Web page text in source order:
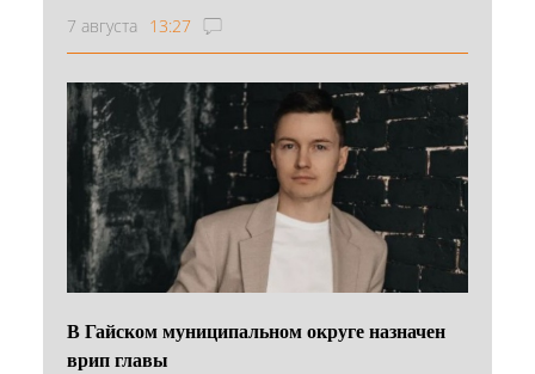
7 августа 13:27
В Гайском муниципальном округе назначен
врип главы